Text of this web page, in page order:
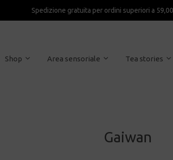
Spedizione gratuita per ordini superiori a
Shop Area sensoriale Tea stories
Gaiwan